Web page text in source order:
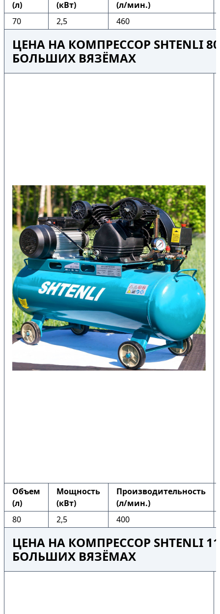
(л) (кВт)
(л/мин.)
70
2,5 460
ЦЕНА НА КОМПРЕССОР SHTENLI 80-
БОЛЬШИХ ВЯЗЁМАХ
Объем
(л)
Мощность
(кВт)
Производительность
(л/мин.)
80
2,5 400
ЦЕНА НА КОМПРЕССОР SHTENLI
БОЛЬШИХ ВЯЗЁМАХ